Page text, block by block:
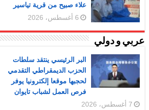
علاء صبيح من قرية تياسير
6 أغسطس، 2026
عربي و دولي
البر الرئيسي ينتقد سلطات
الحزب الديمقراطي التقدمي
لحجبها موقعا إلكترونيا يوفر
فرص العمل لشباب تايوان
7 أغسطس، 2026